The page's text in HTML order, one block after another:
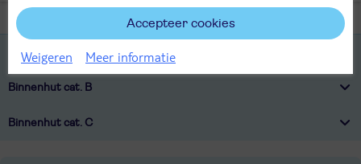
Binnenhut cat. A
Binnenhut cat. B
Binnenhut cat. C
Accepteer cookies
Weigeren Meer informatie